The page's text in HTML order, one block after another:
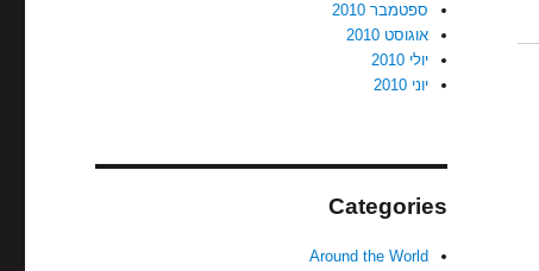
ספטמבר 2010
אוגוסט 2010
יולי 2010
יוני 2010
Categories
Around the World